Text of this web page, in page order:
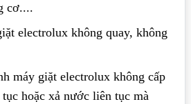
cơ....
electrolux không quay, không
máy giặt electrolux không cấp
hoặc xả nước liên tục mà